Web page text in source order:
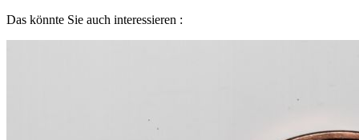
Das könnte Sie auch interessieren :